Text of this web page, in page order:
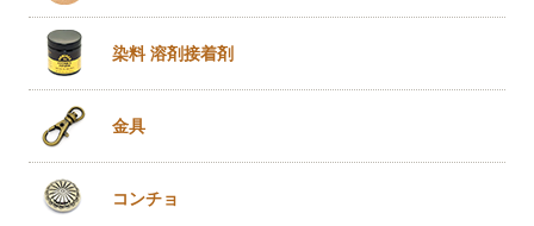
染料 溶剤接着剤
金具
コンチョ